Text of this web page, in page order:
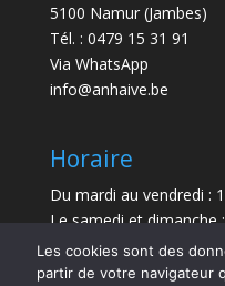
5100 Namur (Jambes)
Tél. : 0479 15 31 91
Via WhatsApp
info@anhaive.be
Horaire
Du mardi au vendredi :
Le samedi et dimanche
Durée de la visite :
Les cookies sont des
partir de votre navigateur